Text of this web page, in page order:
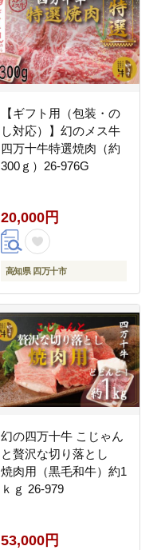
【ギフト用（包装・の
し対応）】幻のメス牛
四万十牛特選焼肉（約
300ｇ）26-976G
20,000円
高知県 四万十市
幻の四万十牛 こじゃん
と贅沢な切り落とし
焼肉用（黒毛和牛）約1
ｋｇ 26-979
53,000円